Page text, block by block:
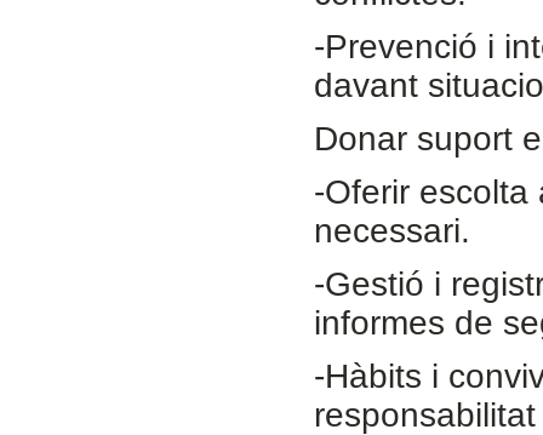
-Prevenció i
davant
Donar suport
-Oferir escolta
necessari.
-Gestió i
informes de
-Hàbits i